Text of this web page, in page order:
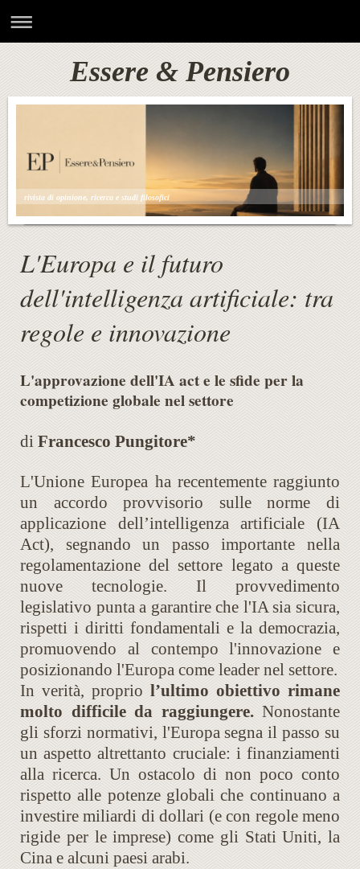
Essere & Pensiero
rivista di opinione, ricerca e studi filosofici
L'Europa e il futuro
dell'intelligenza artificiale: tra
regole e innovazione
L'approvazione dell'IA act e le sfide per la
competizione globale nel settore
di Francesco Pungitore*
L'Unione Europea ha recentemente raggiunto
un accordo provvisorio sulle norme di
applicazione dell’intelligenza artificiale (IA
Act), segnando un passo importante nella
regolamentazione del settore legato a queste
nuove tecnologie. Il provvedimento
legislativo punta a garantire che l'IA sia sicura,
rispetti i diritti fondamentali e la democrazia,
promuovendo al contempo l'innovazione e
posizionando l'Europa come leader nel settore.
In verità, proprio l’ultimo obiettivo rimane
molto difficile da raggiungere.Nonostante
gli sforzi normativi, l'Europa segna il passo su
un aspetto altrettanto cruciale: i finanziamenti
alla ricerca. Un ostacolo di non poco conto
rispetto alle potenze globali che continuano a
investire miliardi di dollari (e con regole meno
rigide per le imprese) come gli Stati Uniti, la
Cina e alcuni paesi arabi.